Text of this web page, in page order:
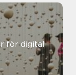
för digital